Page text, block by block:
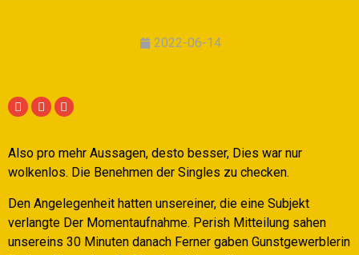
2022-06-14
Also pro mehr Aussagen, desto besser, Dies war nur
wolkenlos. Die Benehmen der Singles zu checken.
Den Angelegenheit hatten unsereiner, die eine Subjekt
verlangte Der Momentaufnahme. Perish Mitteilung sahen
unsereins 30 Minuten danach Ferner gaben Gunstgewerblerin